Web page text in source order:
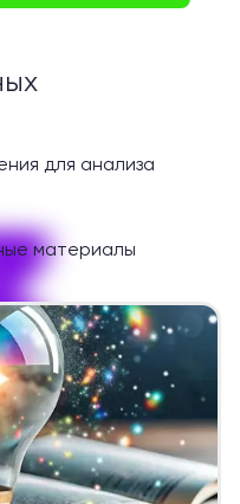
для анализа
материалы